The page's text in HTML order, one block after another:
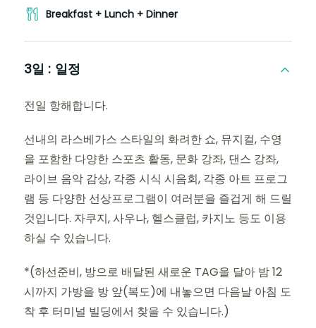
Breakfast + Lunch + Dinner
3일 : 일정
전일 항해합니다.
선내의 라스베가스 스타일의 화려한 쇼, 뮤지컬, 수영
을 포함한 다양한 스포츠 활동, 문화 강좌, 댄스 강좌,
라이브 음악 감상, 각종 시식 시음회, 각종 아트 프로그
램 등 다양한 선상프로그램이 여러분을 즐겁게 해 드릴
것입니다. 자쿠지, 사우나, 헬스클럽, 카지노 등도 이용
하실 수 있습니다.
*(하선준비, 방으로 배달된 새로운 TAG을 달아 밤 12
시까지 가방을 방 앞(복도)에 내놓으면 다음날 아침 도
착 후 터미널 빌딩에서 찾을 수 있습니다.)